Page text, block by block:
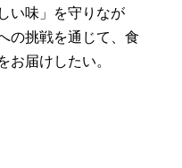
い味」を守りなが
の挑戦を通じて、食
お届けしたい。